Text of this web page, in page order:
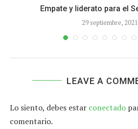
Empate y liderato para el
29 septiembre, 2021
LEAVE A
Lo siento, debes estar conectado
comentario.